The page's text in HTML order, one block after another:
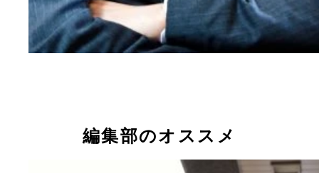
編集部のオススメ